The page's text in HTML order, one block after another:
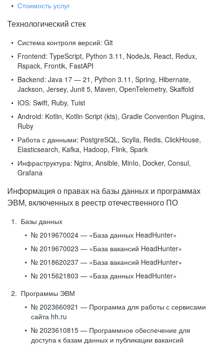
Стоимость услуг
Технологический стек
Система контроля версий: Git
Frontend: TypeScript, Python 3.11, NodeJs, React, Redux,
Rspack, Frontik, FastAPI
Backend: Java 17 — 21, Python 3.11, Spring, Hibernate,
Jackson, Jersey, Junit 5, Maven, OpenTelemetry, Skaffold
IOS: Swift, Ruby, Tuist
Android: Kotlin, Kotlin Script (kts), Gradle Convention Plugins,
Ruby
Работа с данными: PostgreSQL, Scylla, Redis, ClickHouse,
Elasticsearch, Kafka, Hadoop, Flink, Spark
Инфраструктура: Nginx, Ansible, MinIo, Docker, Consul,
Grafana
Информация о правах на базы данных и программах
ЭВМ, включенных в реестр отечественного ПО
Базы данных
№ 2019670024 — «База данных HeadHunter»
№ 2019670023 — «База вакансий HeadHunter»
№ 2018620237 — «База вакансий HeadHunter»
№ 2015621803 — «База данных HeadHunter»
Программы ЭВМ
№ 2023660921 — Программа для работы с сервисами
сайта hh.ru
№ 2023610815 — Программное обеспечение для
доступа к базам данных и публикации вакансий